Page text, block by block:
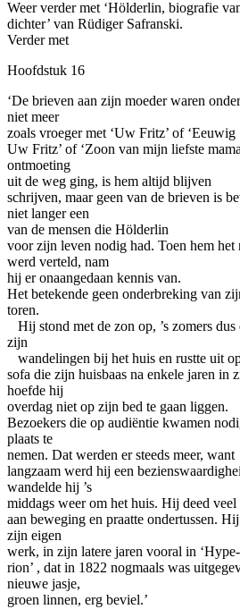
Weer verder met ‘Hölderlin, biografie
dichter’ van Rüdiger Safranski.
Verder met
Hoofdstuk 16
‘De brieven aan zijn moeder waren
niet meer
zoals vroeger met ‘Uw Fritz’ of ‘Eeuwig
Uw Fritz’ of ‘Zoon van mijn liefste
ontmoeting
uit de weg ging, is hem altijd blijven
schrijven, maar geen van de brieven is
niet langer een
van de mensen die Hölderlin
voor zijn leven nodig had. Toen hem het
werd verteld, nam
hij er onaangedaan kennis van.
Het betekende geen onderbreking van
toren.
Hij stond met de zon op, ’s zomers
zijn
wandelingen bij het huis en rustte uit
sofa die zijn huisbaas na enkele jaren in
hoefde hij
overdag niet op zijn bed te gaan liggen.
Bezoekers die op audiëntie kwamen
plaats te
nemen. Dat werden er steeds meer, want
langzaam werd hij een
wandelde hij ’s
middags weer om het huis. Hij deed veel
aan beweging en praatte ondertussen.
zijn eigen
werk, in zijn latere jaren vooral in ‘Hype-
rion’ , dat in 1822 nogmaals was
nieuwe jasje,
groen linnen, erg beviel.’